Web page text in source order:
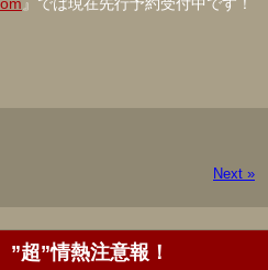
Next »
超”情熱注意報！